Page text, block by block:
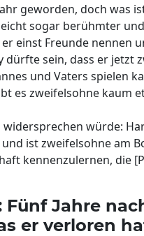
geworden, doch was
sogar berühmter
einst Freunde nennen
sein, dass er jetzt
und Vaters spielen
es zweifelsohne kaum
würde:
ist zweifelsohne am
kennenzulernen, die
Fünf Jahre
er verloren